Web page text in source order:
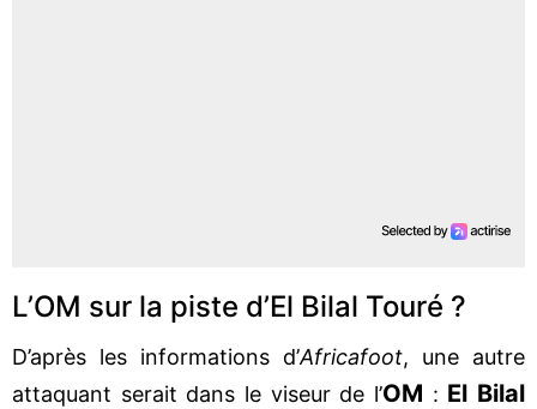
L’OM sur la piste d’El Bilal Touré ?
D’après les informations d’Africafoot, une autre
attaquant serait dans le viseur de l’OM : El Bilal